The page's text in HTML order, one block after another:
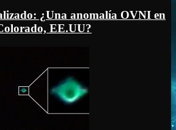
¿Una anomalía OVNI en
EE.UU?